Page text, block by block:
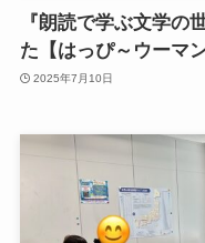
『朗読で学ぶ文学の
た【はっぴ～ウーマ
2025年7月10日